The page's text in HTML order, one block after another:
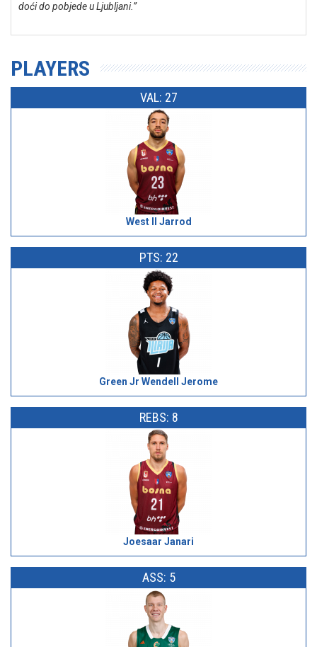
doći do pobjede u Ljubljani.”
PLAYERS
VAL: 27
West II Jarrod
PTS: 22
Green Jr Wendell Jerome
REBS: 8
Joesaar Janari
ASS: 5